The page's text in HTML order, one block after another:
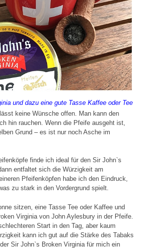
und dazu eine gute Tasse Kaffee oder Tee
keine Wünsche offen. Man kann den
hin rauchen. Wenn die Pfeife ausgeht ist,
Grund – es ist nur noch Asche im
finde ich ideal für den Sir John`s
entfaltet sich die Würzigkeit am
Pfeifenköpfen habe ich den Eindruck,
zu stark in den Vordergrund spielt.
sitzen, eine Tasse Tee oder Kaffee und
Virginia von John Aylesbury in der Pfeife.
Start in den Tag, aber kaum
kann ich gut auf die Stärke des Tabaks
Sir John`s Broken Virginia für mich ein